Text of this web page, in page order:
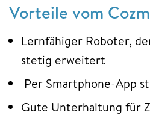
Vorteile vom
Lernfähiger Roboter,
stetig erweitert
Per Smartphone-App
Gute Unterhaltung für